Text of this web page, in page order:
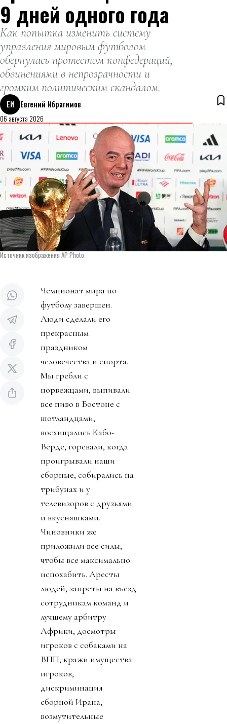
9 дней одного года
Как попытка изменить систему
управления мировым футболом
обернулась протестом конфедераций,
обвинениями в непрозрачности и
громким политическим скандалом.
ЕИ
Евгений Ибрагимов
06 августа 2026
Источник изображения AP Photo
Чемпионат мира по
футболу завершен.
Люди сделали его
прекрасным
праздником
человечества и спорта.
Мы гребли с
норвежцами, выпивали
все пиво в Бостоне с
шотландцами,
восхищались Кабо-
Верде, горевали, когда
проигрывали наши
сборные, собирались на
трибунах и у
телевизоров с друзьями
и вкусняшками.
Чиновники же
приложили все силы,
чтобы все максимально
испохабить. Аресты
людей, запреты на въезд
сотрудникам команд и
лучшему арбитру
Африки, досмотры
игроков с собаками на
ВПП, кражи имущества
игроков,
дискриминация
сборной Ирана,
возмутительные